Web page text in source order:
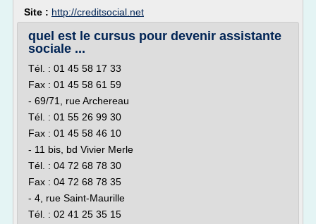
Site : http://creditsocial.net
quel est le cursus pour devenir assistante
sociale ...
Tél. : 01 45 58 17 33
Fax : 01 45 58 61 59
- 69/71, rue Archereau
Tél. : 01 55 26 99 30
Fax : 01 45 58 46 10
- 11 bis, bd Vivier Merle
Tél. : 04 72 68 78 30
Fax : 04 72 68 78 35
- 4, rue Saint-Maurille
Tél. : 02 41 25 35 15